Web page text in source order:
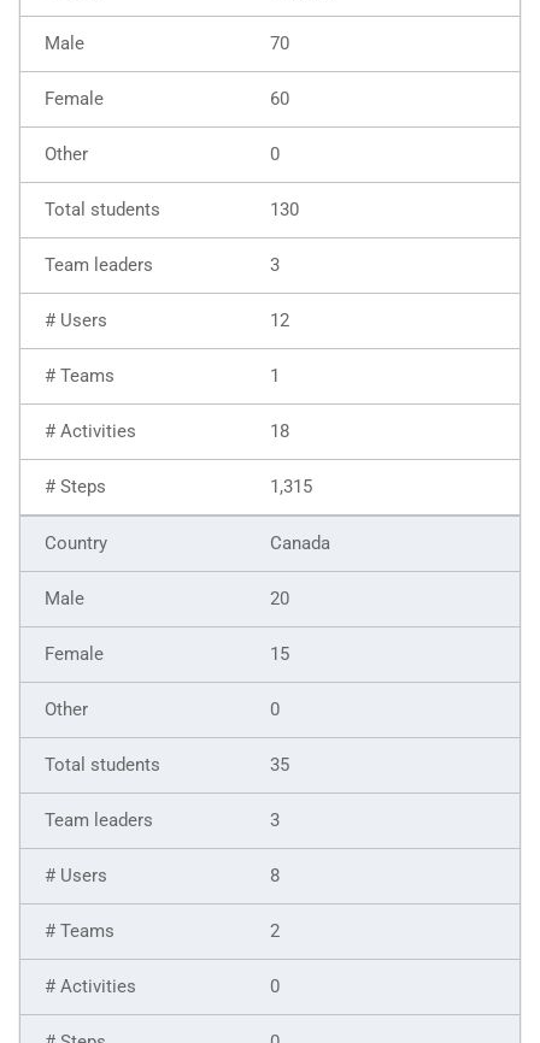
70
60
0
130
3
12
1
18
1,315
Canada
20
15
0
35
3
8
2
0